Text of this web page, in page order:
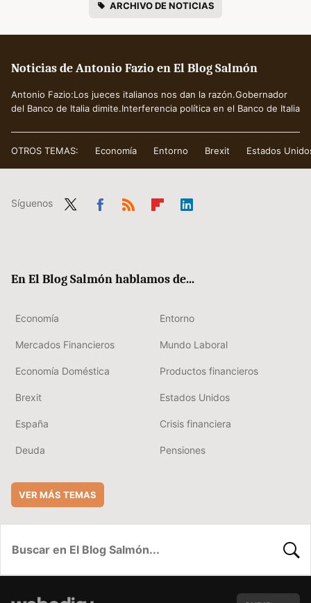
ARCHIVO DE NOTICIAS
Noticias de Antonio Fazio en El Blog Salmón
Antonio Fazio:Los jueces italianos nos dan la razón.Gobernador
del Banco de Italia dimite.Interferencia política en el Banco de Italia
OTROS TEMAS: Economía Entorno Brexit Estados
Síguenos
En El Blog Salmón hablamos de...
Economía Entorno
Mercados Financieros Mundo Laboral
Economía Doméstica Productos financieros
Brexit Estados Unidos
España Crisis financiera
Deuda Pensiones
VER MÁS TEMAS